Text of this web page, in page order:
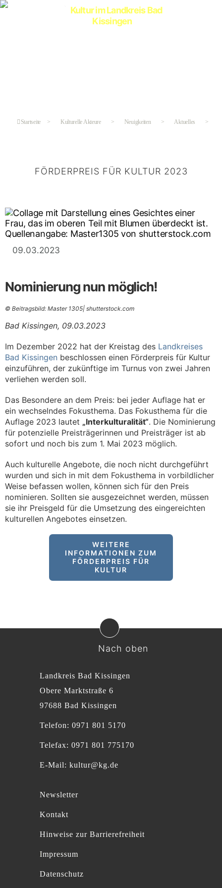
Startseite > Kulturelle Akteure > Neuigkeiten > Aktuelles >
Kategorien
FÖRDERPREIS FÜR KULTUR 2023
09.03.2023
Nominierung nun möglich!
© Beitragsbild: Master 1305| shutterstock.com
Bad Kissingen, 09.03.2023
Im Dezember 2022 hat der Kreistag des Landkreises
Bad Kissingen beschlossen einen Förderpreis für Kultur
einzuführen, der zukünftige im Turnus von zwei Jahren
verliehen werden soll.
Das Besondere an dem Preis: bei jeder Auflage hat er
ein wechselndes Fokusthema. Das Fokusthema für die
Auflage 2023 lautet „Interkulturalität“. Die Nominierung
für potenzielle Preisträgerinnen und Preisträger ist ab
sofort und noch bis zum 1. Mai 2023 möglich.
Auch kulturelle Angebote, die noch nicht durchgeführt
wurden und sich in mit dem Fokusthema in vorbildlicher
Weise befassen wollen, können sich für den Preis
nominieren. Sollten sie ausgezeichnet werden, müssen
sie ihr Preisgeld für die Umsetzung des eingereichten
kulturellen Angebotes einsetzen.
WEITERE
INFORMATIONEN ZUM
FÖRDERPREIS FÜR
KULTUR
Nach oben
Landkreis Bad Kissingen
Obere Marktstraße 6
97688 Bad Kissingen
Telefon: 0971 801 5170
Telefax: 0971 801 775170
E-Mail: kultur@kg.de
Newsletter
Kontakt
Hinweise zur Barrierefreiheit
Impressum
Datenschutz